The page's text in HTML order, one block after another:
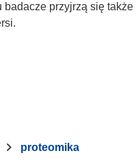
badacze przyjrzą się także
proteomika